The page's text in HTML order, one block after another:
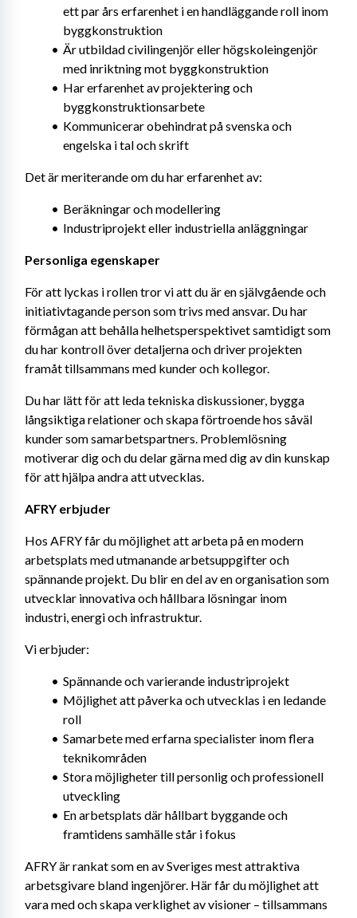
ett par års erfarenhet i en handläggande roll inom
byggkonstruktion
Är utbildad civilingenjör eller högskoleingenjör
med inriktning mot byggkonstruktion
Har erfarenhet av projektering och
byggkonstruktionsarbete
Kommunicerar obehindrat på svenska och
engelska i tal och skrift
Det är meriterande om du har erfarenhet av:
Beräkningar och modellering
Industriprojekt eller industriella anläggningar
Personliga egenskaper
För att lyckas i rollen tror vi att du är en självgående och
initiativtagande person som trivs med ansvar. Du har
förmågan att behålla helhetsperspektivet samtidigt som
du har kontroll över detaljerna och driver projekten
framåt tillsammans med kunder och kollegor.
Du har lätt för att leda tekniska diskussioner, bygga
långsiktiga relationer och skapa förtroende hos såväl
kunder som samarbetspartners. Problemlösning
motiverar dig och du delar gärna med dig av din kunskap
för att hjälpa andra att utvecklas.
AFRY erbjuder
Hos AFRY får du möjlighet att arbeta på en modern
arbetsplats med utmanande arbetsuppgifter och
spännande projekt. Du blir en del av en organisation som
utvecklar innovativa och hållbara lösningar inom
industri, energi och infrastruktur.
Vi erbjuder:
Spännande och varierande industriprojekt
Möjlighet att påverka och utvecklas i en ledande
roll
Samarbete med erfarna specialister inom flera
teknikområden
Stora möjligheter till personlig och professionell
utveckling
En arbetsplats där hållbart byggande och
framtidens samhälle står i fokus
AFRY är rankat som en av Sveriges mest attraktiva
arbetsgivare bland ingenjörer. Här får du möjlighet att
vara med och skapa verklighet av visioner – tillsammans